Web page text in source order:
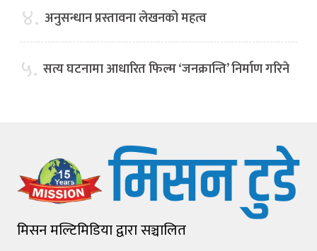
४. अनुसन्धान प्रस्तावना लेखनको महत्व
५. सत्य घटनामा आधारित फिल्म ‘जनक्रान्ति’ निर्माण गरिने
मिसन मल्टिमिडिया द्वारा सञ्चालित